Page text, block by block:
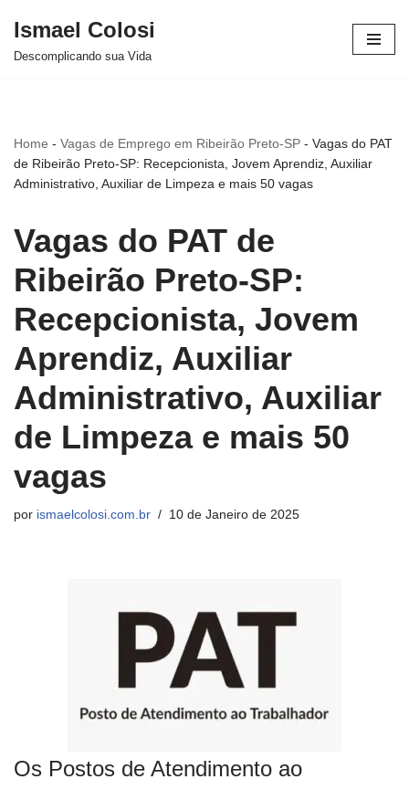
Avançar
Ismael Colosi
Descomplicando sua Vida
Home - Vagas de Emprego em Ribeirão Preto-SP - Vagas do PAT
de Ribeirão Preto-SP: Recepcionista, Jovem Aprendiz, Auxiliar
Administrativo, Auxiliar de Limpeza e mais 50 vagas
Vagas do PAT de
Ribeirão Preto-SP:
Recepcionista, Jovem
Aprendiz, Auxiliar
Administrativo, Auxiliar
de Limpeza e mais 50
vagas
por ismaelcolosi.com.br 10 de Janeiro de 2025
Os Postos de Atendimento ao